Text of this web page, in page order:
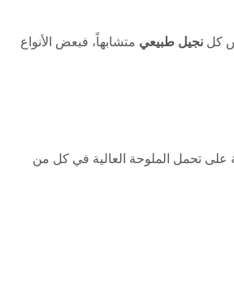
كل نجيل طبيعي متشابهاً، فبعض الأنواع
على تحمل الملوحة العالية في كل من